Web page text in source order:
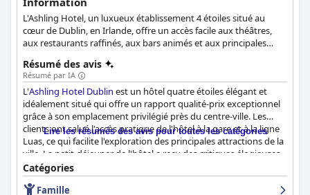
L'Ashling Hotel, un luxueux établissement 4 étoiles situé au
cœur de Dublin, en Irlande, offre un accès facile aux théâtres,
aux restaurants raffinés, aux bars animés et aux principales
Stoneybatter. Avec 226 chambres et suites confortables et
élégantes, l'hôtel répond à toutes les préférences et offre des
vues pittoresques sur la ville de Dublin. En tant qu'hôtel
d'affaires et de conférence primé, l'Ashling Hotel dispose d'un
parking sécurisé à plusieurs étages et d'un arrêt de tramway
Luas à la porte d'entrée. Les clients peuvent se détendre dans le
bar moderne Iveagh ou savourer le légendaire petit déjeuner
buffet de 100 plats au restaurant Chesterfields, qui répond
également aux exigences diététiques et propose un menu
spécial pour les enfants. L'hôtel dispose de 15 salles de réunion
pour les voyageurs d'affaires ou les événements, pouvant
Résumé des avis
Résumé par IA
L'Ashling Hotel Dublin est un hôtel quatre étoiles élégant et
idéalement situé qui offre un rapport qualité-prix exceptionnel
grâce à son emplacement privilégié près du centre-ville. Les
clients ont salué l'accès pratique de l'hôtel à la gare et à la ligne
Luas, ce qui facilite l'exploration des principales attractions de la
ville. Le petit-déjeuner de l'hôtel a reçu des critiques élogieuses,
les clients le décrivant comme fabuleux, merveilleux et excellent.
Bien que certains clients aient eu des expériences mitigées avec
les options de restauration, beaucoup sont repartis satisfaits
Lire les résumés des avis pour toutes les catégories
Catégories
Famille